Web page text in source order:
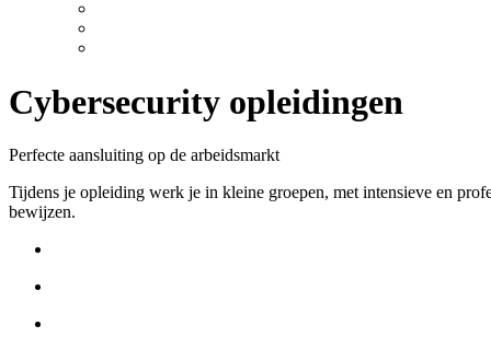
Cybersecurity opleidingen
Perfecte aansluiting op de arbeidsmarkt
Tijdens je opleiding werk je in kleine groepen, met intensieve en
bewijzen.